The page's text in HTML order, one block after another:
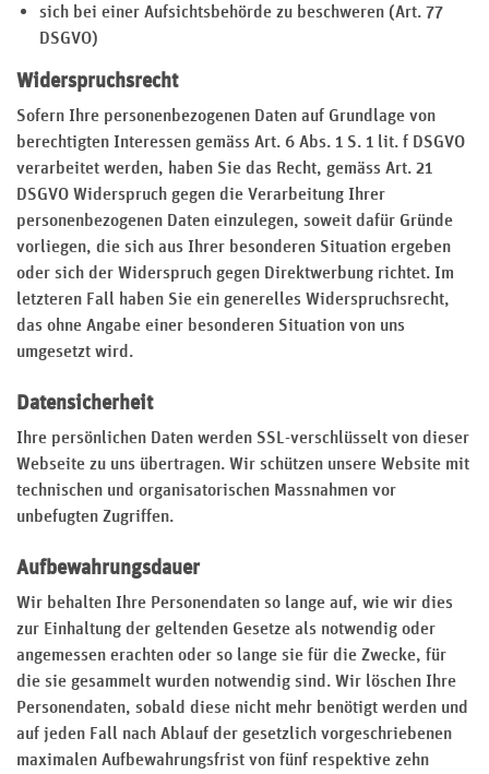
sich bei einer Aufsichtsbehörde zu beschweren (Art. 77
DSGVO)
Widerspruchsrecht
Sofern Ihre personenbezogenen Daten auf Grundlage von
berechtigten Interessen gemäss Art. 6 Abs. 1 S. 1 lit. f DSGVO
verarbeitet werden, haben Sie das Recht, gemäss Art. 21
DSGVO Widerspruch gegen die Verarbeitung Ihrer
personenbezogenen Daten einzulegen, soweit dafür Gründe
vorliegen, die sich aus Ihrer besonderen Situation ergeben
oder sich der Widerspruch gegen Direktwerbung richtet. Im
letzteren Fall haben Sie ein generelles Widerspruchsrecht,
das ohne Angabe einer besonderen Situation von uns
umgesetzt wird.
Datensicherheit
Ihre persönlichen Daten werden SSL-verschlüsselt von dieser
Webseite zu uns übertragen. Wir schützen unsere Website mit
technischen und organisatorischen Massnahmen vor
unbefugten Zugriffen.
Aufbewahrungsdauer
Wir behalten Ihre Personendaten so lange auf, wie wir dies
zur Einhaltung der geltenden Gesetze als notwendig oder
angemessen erachten oder so lange sie für die Zwecke, für
die sie gesammelt wurden notwendig sind. Wir löschen Ihre
Personendaten, sobald diese nicht mehr benötigt werden und
auf jeden Fall nach Ablauf der gesetzlich vorgeschriebenen
maximalen Aufbewahrungsfrist von fünf respektive zehn